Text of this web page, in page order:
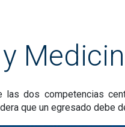
dos competencias
que un egresado debe